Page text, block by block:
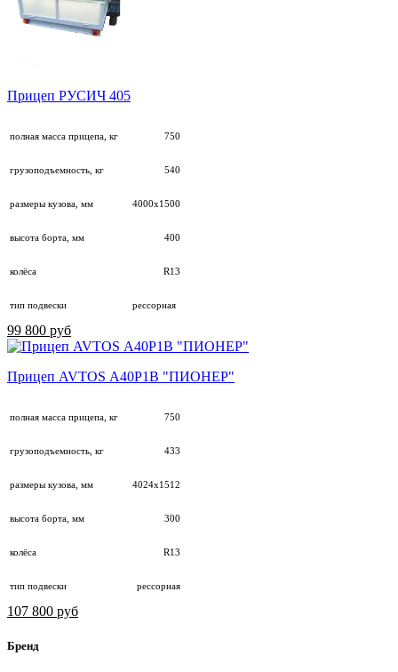
Прицеп РУСИЧ 405
полная масса прицепа, кг 750
грузоподъемность, кг 540
размеры кузова, мм 4000х1500
высота борта, мм 400
колёса R13
тип подвески рессорная
99 800 руб
Прицеп AVTOS А40P1B "ПИОНЕР"
полная масса прицепа, кг 750
грузоподъемность, кг 433
размеры кузова, мм 4024х1512
высота борта, мм 300
колёса R13
тип подвески рессорная
107 800 руб
Бренд